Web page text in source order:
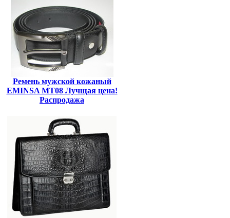
Ремень мужской кожаный
EMINSA MT08 Лучщая цена!
Распродажа